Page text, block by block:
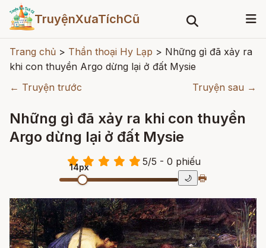
TruyệnXưaTíchCũ
Trang chủ > Thần thoại Hy Lạp > Những gì đã xảy ra
khi con thuyền Argo dừng lại ở đất Mysie
← Truyện trước
Truyện sau →
Những gì đã xảy ra khi con thuyền
Argo dừng lại ở đất Mysie
5/5 - 0 phiếu
14px
🌙 🖶